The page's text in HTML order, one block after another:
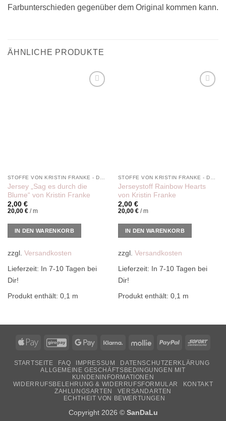
Farbunterschieden gegenüber dem Original kommen kann.
ÄHNLICHE PRODUKTE
Jersey „Sag es durch die
Blume“ von Kristin Franke
2,00 €
20,00 €/m
IN DEN WARENKORB
zzgl. Versandkosten
Lieferzeit: In 7-10 Tagen bei
Dir!
Produkt enthält: 0,1 m
Jerseystoff Rainbow Hearts
von Kristin Franke
2,00 €
20,00 €/m
IN DEN WARENKORB
zzgl. Versandkosten
Lieferzeit: In 7-10 Tagen bei
Dir!
Produkt enthält: 0,1 m
Apple
GiroPay Google
Klarna Mollie PayPal Sofort
STARTSEITE FAQ IMPRESSUM
DATENSCHUTZERKLÄRUNG
ALLGEMEINE GESCHÄFTSBEDINGUNGEN MIT
KUNDENINFORMATIONEN
WIDERRUFSBELEHRUNG & WIDERRUFSFORMULAR
KONTAKT
ZAHLUNGSARTEN
VERSANDARTEN
ECHTHEIT VON BEWERTUNGEN
Copyright 2026 © SanDaLu